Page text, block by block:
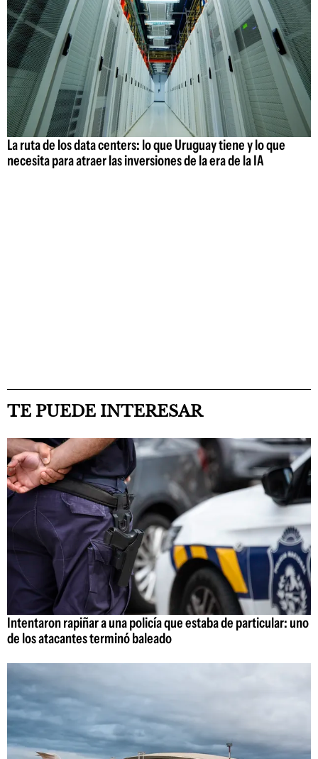
La ruta de los data centers: lo que Uruguay tiene y lo que
necesita para atraer las inversiones de la era de la IA
TE PUEDE INTERESAR
Intentaron rapiñar a una policía que estaba de particular: uno
de los atacantes terminó baleado